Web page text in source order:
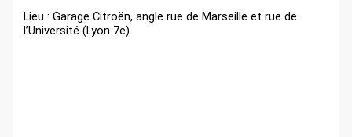
Lieu : Garage Citroën, angle rue de Marseille et rue de
l’Université (Lyon 7e)